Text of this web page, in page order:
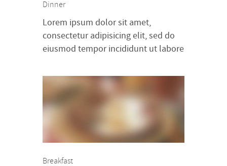
Dinner
Lorem ipsum dolor sit amet,
consectetur adipisicing elit, sed do
eiusmod tempor incididunt ut labore
minim veniam, quis nostrud
exercitation ullamco laboris nisi ut
aliquip ex ea commodo consequat.
Duis aute irure dolor in
reprehenderit in voluptte velit.
Lorem ipsum dolor sit amet,
consectetur adipisicing elit, sed do
Breakfast